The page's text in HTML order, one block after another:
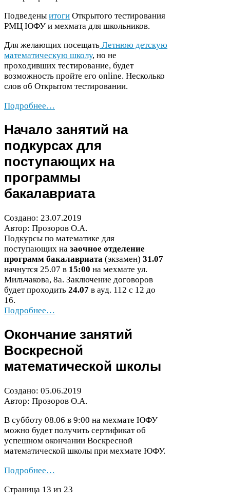
Подведены итоги Открытого тестирования
РМЦ ЮФУ и мехмата для школьников.
Для желающих посещать Летнюю детскую
математическую школу, но не
проходивших тестирование, будет
возможность пройте его online. Несколько
слов об Открытом тестировании.
Подробнее…
Начало занятий на
подкурсах для
поступающих на
программы
бакалавриата
Создано: 23.07.2019
Автор: Прозоров О.А.
Подкурсы по математике для
поступающих на заочное отделение
программ бакалавриата (экзамен) 31.07
начнутся 25.07 в 15:00 на мехмате ул.
Мильчакова, 8а. Заключение договоров
будет проходить 24.07 в ауд. 112 с 12 до
16.
Подробнее…
Окончание занятий
Воскресной
математической школы
Создано: 05.06.2019
Автор: Прозоров О.А.
В субботу 08.06 в 9:00 на мехмате ЮФУ
можно будет получить сертификат об
успешном окончании Воскресной
математической школы при мехмате ЮФУ.
Подробнее…
Страница 13 из 23